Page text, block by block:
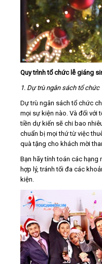
Quy trình tổ chức lễ giáng
1. Dự trù ngân sách tổ chức
Dự trù ngân sách tổ chức
mọi sự kiện nào. Và đối với
tiền dự kiến sẽ chi bao
chuẩn bị mọi thứ từ việc
quà tặng cho khách mời
Bạn hãy tính toán các
hợp lý, tránh tối đa các
kiện.